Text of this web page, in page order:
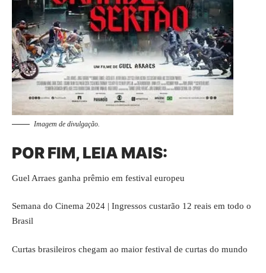
Imagem de divulgação.
POR FIM, LEIA MAIS:
Guel Arraes ganha prêmio em festival europeu
Semana do Cinema 2024 | Ingressos custarão 12 reais em todo o
Brasil
Curtas brasileiros chegam ao maior festival de curtas do mundo